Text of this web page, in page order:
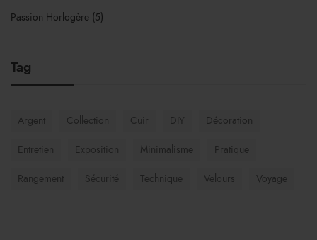
Passion Horlogère (5)
Tag
Argent Collection Cuir DIY Décoration
Entretien Exposition Minimalisme Pratique
Rangement Sécurité Technique Velours Voyage